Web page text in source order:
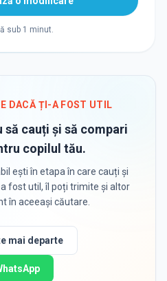
sub 1 minut.
DACĂ ȚI-A FOST UTIL
să cauți și să compari
copilul tău.
ești în etapa în care cauți și
fost util, îl poți trimite și altor
în aceeași căutare.
mai departe